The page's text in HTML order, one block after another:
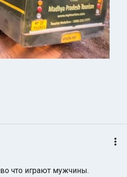
что играют мужчины.